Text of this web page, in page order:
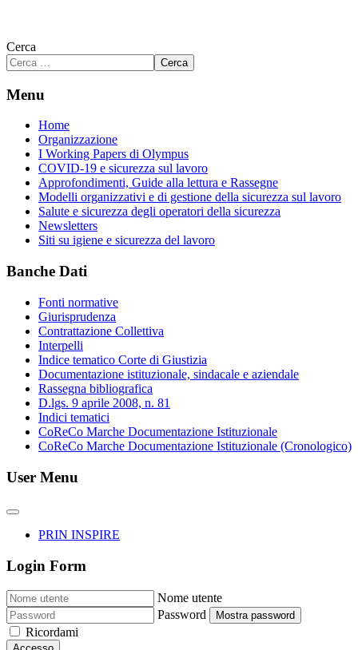
Cerca
Cerca
Menu
Home
Organizzazione
I Working Papers di Olympus
COVID-19 e sicurezza sul lavoro
Approfondimenti, Guide alla lettura e Rassegne
Modelli organizzativi e di gestione della sicurezza sul lavoro
Salute e sicurezza degli operatori della sicurezza
Newsletters
Siti su igiene e sicurezza del lavoro
Banche Dati
Fonti normative
Giurisprudenza
Contrattazione Collettiva
Interpelli
Indice tematico Corte di Giustizia
Documentazione istituzionale, sindacale e aziendale
Rassegna bibliografica
D.lgs. 9 aprile 2008, n. 81
Indici tematici
CoReCo Marche Documentazione Istituzionale
CoReCo Marche Documentazione Istituzionale (Cronologico)
User Menu
PRIN INSPIRE
Login Form
Nome utente
Password
Mostra password
Ricordami